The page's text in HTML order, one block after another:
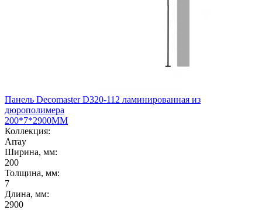
Панель Decomaster D320-112 ламинированная из
дюрополимера
200*7*2900ММ
Коллекция:
Array
Ширина, мм:
200
Толщина, мм:
7
Длина, мм:
2900